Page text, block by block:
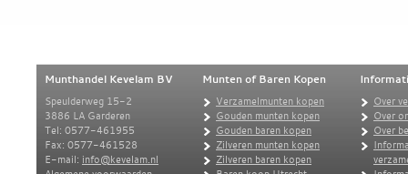
Munthandel Kevelam BV
Speulderweg 15-2
3886 LA Garderen
Tel: 0577-461955
Fax: 0577-461528
E-mail: info@kevelam.nl
Munten of Baren Kopen
Verzamelmunten kopen
Gouden munten kopen
Gouden baren kopen
Zilveren munten kopen
Zilveren baren kopen
Over
Over
Over